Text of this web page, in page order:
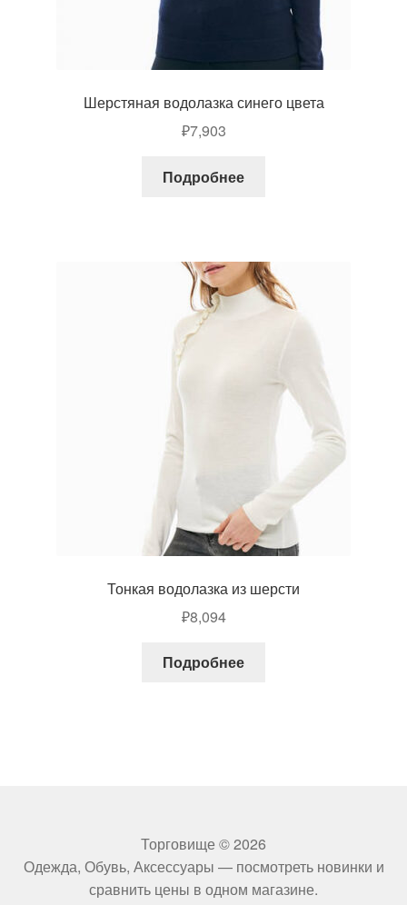
Шерстяная водолазка синего цвета
₽7,903
Подробнее
Тонкая водолазка из шерсти
₽8,094
Подробнее
Торговище © 2026
Одежда, Обувь, Аксессуары — посмотреть новинки и
сравнить цены в одном магазине.